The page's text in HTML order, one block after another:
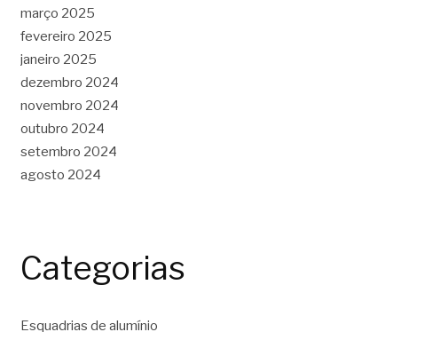
março 2025
fevereiro 2025
janeiro 2025
dezembro 2024
novembro 2024
outubro 2024
setembro 2024
agosto 2024
Categorias
Esquadrias de alumínio